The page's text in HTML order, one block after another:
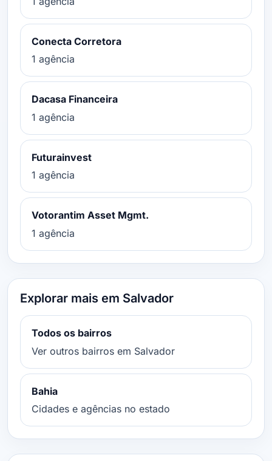
Conecta Corretora
1 agência
Dacasa Financeira
1 agência
Futurainvest
1 agência
Votorantim Asset Mgmt.
1 agência
Explorar mais em Salvador
Todos os bairros
Ver outros bairros em Salvador
Bahia
Cidades e agências no estado